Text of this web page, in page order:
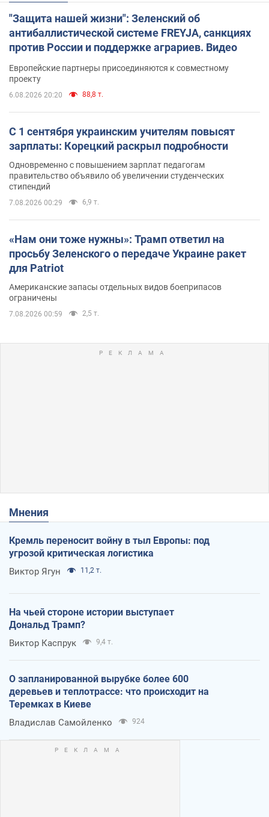
"Защита нашей жизни": Зеленский об
антибаллистической системе FREYJA, санкциях
против России и поддержке аграриев. Видео
Европейские партнеры присоединяются к совместному
проекту
6.08.2026 20:20 88,8 т.
С 1 сентября украинским учителям повысят
зарплаты: Корецкий раскрыл подробности
Одновременно с повышением зарплат педагогам
правительство объявило об увеличении студенческих
стипендий
7.08.2026 00:29 6,9 т.
«Нам они тоже нужны»: Трамп ответил на
просьбу Зеленского о передаче Украине ракет
для Patriot
Американские запасы отдельных видов боеприпасов
ограничены
7.08.2026 00:59 2,5 т.
Мнения
Кремль переносит войну в тыл Европы: под
угрозой критическая логистика
Виктор Ягун 11,2 т.
На чьей стороне истории выступает
Дональд Трамп?
Виктор Каспрук 9,4 т.
О запланированной вырубке более 600
деревьев и теплотрассе: что происходит на
Теремках в Киеве
Владислав Самойленко 924